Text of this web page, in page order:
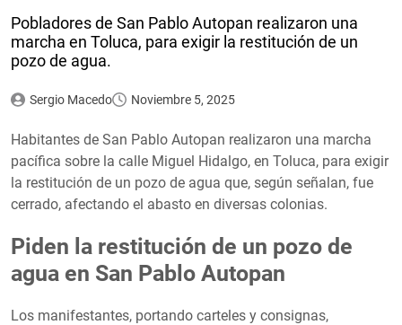
Pobladores de San Pablo Autopan realizaron una
marcha en Toluca, para exigir la restitución de un
pozo de agua.
Sergio Macedo Noviembre 5, 2025
Habitantes de San Pablo Autopan realizaron una marcha
pacífica sobre la calle Miguel Hidalgo, en Toluca, para exigir
la restitución de un pozo de agua que, según señalan, fue
cerrado, afectando el abasto en diversas colonias.
Piden la restitución de un pozo de
agua en San Pablo Autopan
Los manifestantes, portando carteles y consignas,